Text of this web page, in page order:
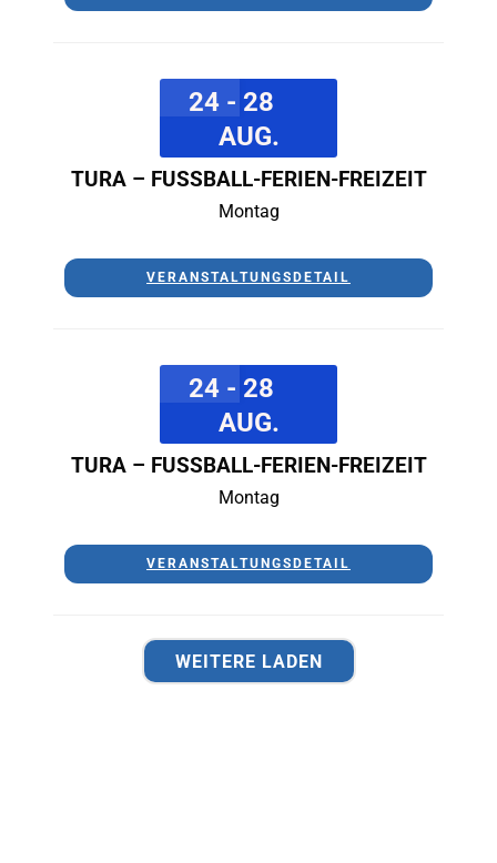
24 - 28
AUG.
TURA – FUSSBALL-FERIEN-FREIZEIT
Montag
VERANSTALTUNGSDETAIL
24 - 28
AUG.
TURA – FUSSBALL-FERIEN-FREIZEIT
Montag
VERANSTALTUNGSDETAIL
WEITERE LADEN